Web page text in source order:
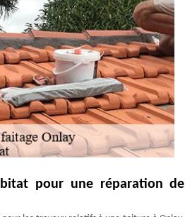
pour une réparation de